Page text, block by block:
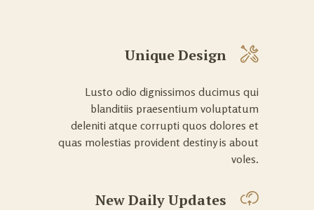
Unique Design
Lusto odio dignissimos ducimus qui
blanditiis praesentium voluptatum
deleniti atque corrupti quos dolores et
quas molestias provident destiny is about
voles.
New Daily Updates